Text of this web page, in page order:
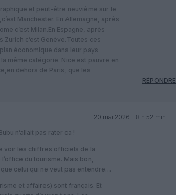
et peut-être neuvième sur le
Manchester. En Allemagne, après
c’est Milan.En Espagne, après
Zurich c’est Genève.Toutes ces
économique dans leur pays
même catégorie. Nice est pauvre en
dehors de Paris, que les
RÉPONDRE
20 mai 2026 - 8 h 52 min
n’allait pas rater ca !
voir les chiffres officiels de la
du tourisme. Mais bon,
celui qui ne veut pas entendre…
et affaires) sont français. Et